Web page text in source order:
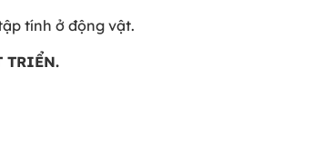
tính ở động vật.
TRIỂN.